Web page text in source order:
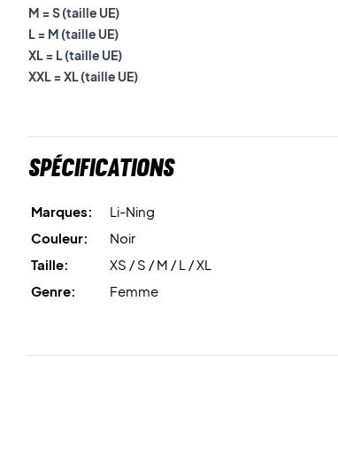
M = S (taille UE)
L = M (taille UE)
XL = L (taille UE)
XXL = XL (taille UE)
Spécifications
Marques:
Li-Ning
Couleur:
Noir
Taille:
XS / S / M / L / XL
Genre:
Femme